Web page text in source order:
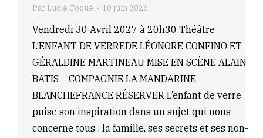
Par Lucie Coqué 10 juin 2026
Vendredi 30 Avril 2027 à 20h30 Théâtre
L’ENFANT DE VERREDE LÉONORE CONFINO ET
GÉRALDINE MARTINEAU MISE EN SCÈNE ALAIN
BATIS – COMPAGNIE LA MANDARINE
BLANCHEFRANCE RÉSERVER L’enfant de verre
puise son inspiration dans un sujet qui nous
concerne tous : la famille, ses secrets et ses non-